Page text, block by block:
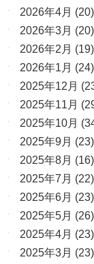
2026年4月 (20)
2026年3月 (20)
2026年2月 (19)
2026年1月 (24)
2025年12月
2025年11月
2025年10月
2025年9月 (23)
2025年8月 (16)
2025年7月 (22)
2025年6月 (23)
2025年5月 (26)
2025年4月 (23)
2025年3月 (23)